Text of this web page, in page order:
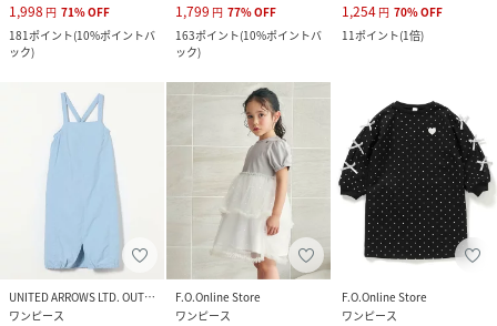
1,998 円 71%OFF
181ポイント(10%ポイントバ
ック)
1,799 円 77%OFF
163ポイント(10%ポイントバ
ック)
1,254 円 70%OFF
11ポイント(1倍)
UNITED ARROWS LTD. OUTLET
ワンピース
F.O.Online Store
ワンピース
F.O.Online Store
ワンピース